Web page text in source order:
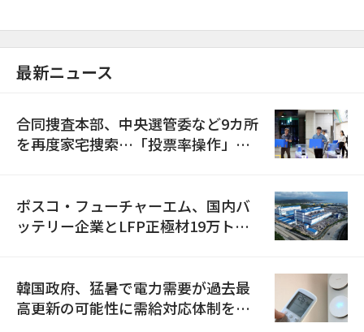
最新ニュース
合同捜査本部、中央選管委など9カ所
を再度家宅捜索…「投票率操作」の
ポスコ・フューチャーエム、国内バ
ッテリー企業とLFP正極材19万トン
韓国政府、猛暑で電力需要が過去最
高更新の可能性に需給対応体制を点